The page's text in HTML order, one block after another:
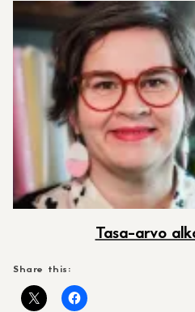
Tasa-arvo
Share this: